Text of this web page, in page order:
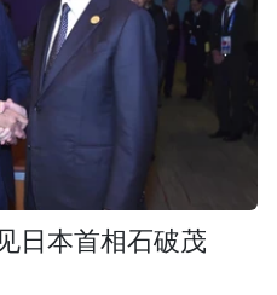
日本首相石破茂